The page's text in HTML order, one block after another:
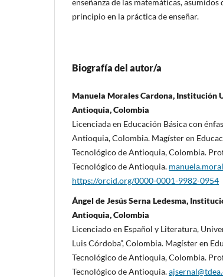
principio en la práctica de enseñar.
Biografía del autor/a
Manuela Morales Cardona, Institución
Antioquia, Colombia
Licenciada en Educación Básica con
Antioquia, Colombia. Magíster en
Tecnológico de Antioquia, Colombia.
Tecnológico de Antioquia.
https://orcid.org/0000-0001-9982-0954
Ángel de Jesús Serna Ledesma,
Antioquia, Colombia
Licenciado en Español y Literatura,
Luis Córdoba”, Colombia. Magíster en
Tecnológico de Antioquia, Colombia.
Tecnológico de Antioquia.